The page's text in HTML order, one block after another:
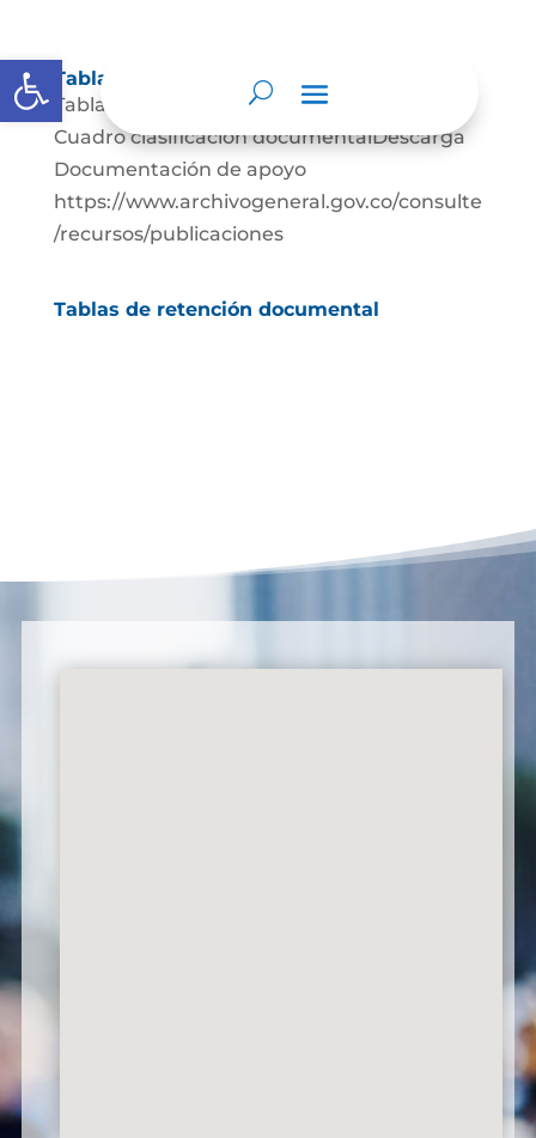
Abrir barra de herramientas
Tablas de retención documental
Tablas de Retención documental Descarga
Cuadro clasificación documentalDescarga
Documentación de apoyo
https://www.archivogeneral.gov.co/consulte
/recursos/publicaciones
Tablas de retención documental